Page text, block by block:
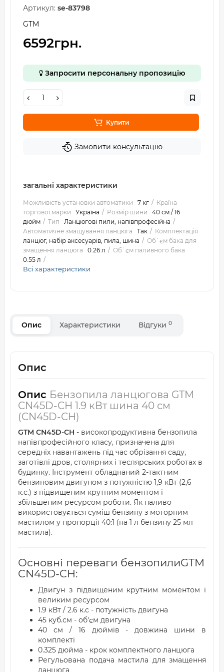
Артикул: se-83798
GTM
6592грн.
Запросити персональну пропозицію
Купити
Замовити консультацію
загальні характеристики
Можливість установки автоматики 7 кг
Країна
торгової марки
Україна Розмір шини
40 см / 16
дюйм
Тип
Ланцюгові пили, напівпрофесійна
Автоматичне змащування ланцюга
Так
Комплектація
ланцюг, набір аксесуарів, пила, шина
Об`єм бака для
змащення ланцюга
0.26 л
Об`єм паливного бака
0.55 л
Всі характеристики
Опис Характеристики Відгуки 0
Опис
Опис Бензопила ланцюгова GTM
CN45D-CH 1.9 кВт шина 40 см
(CN45D-CH)
GTM CN45D-CH - високопродуктивна бензопила
напівпрофесійного класу, призначена для
середніх навантажень під час обрізання саду,
заготівлі дров, столярних і теслярських роботах в
будинку. Інструмент обладнаний 2-тактним
бензиновим двигуном з потужністю 1,9 кВт (2,6
к.с.) з підвищеним крутним моментом і
збільшеним ресурсом роботи. Як паливо
використовується суміш бензину з моторним
мастилом у пропорції 40:1 (на 1 л бензину 25 мл
мастила).
Основні переваги бензопилиGTM
CN45D-CH:
Двигун з підвищеним крутним моментом і
великим ресурсом
1.9 кВт / 2.6 к.с - потужність двигуна
45 куб.см - об'єм двигуна
40 см / 16 дюймів - довжина шини в
комплекті
0.325 дюйма - крок комплектного ланцюга
Регульована подача мастила для змащення
ланцюга